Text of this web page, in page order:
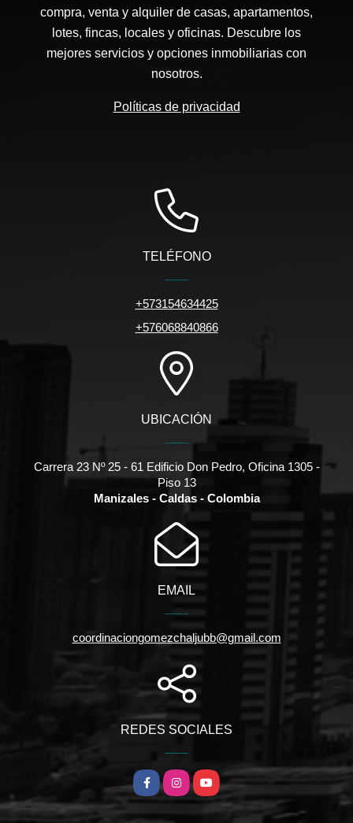
compra, venta y alquiler de casas, apartamentos,
lotes, fincas, locales y oficinas. Descubre los
mejores servicios y opciones inmobiliarias con
nosotros.
Políticas de privacidad
TELÉFONO
+573154634425
+576068840866
UBICACIÓN
Carrera 23 Nº 25 - 61 Edificio Don Pedro, Oficina 1305 -
Piso 13
Manizales - Caldas - Colombia
EMAIL
coordinaciongomezchaljubb@gmail.com
REDES SOCIALES
FacebookInstagramYouTube